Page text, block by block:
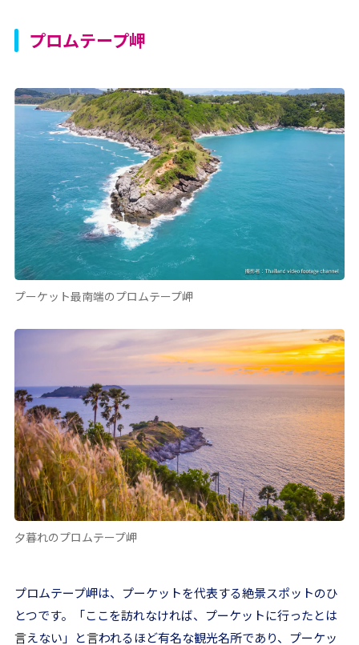
プロムテープ岬
プーケット最南端のプロムテープ岬
夕暮れのプロムテープ岬
プロムテープ岬は、プーケットを代表する絶景スポットのひ
とつです。「ここを訪れなければ、プーケットに行ったとは
言えない」と言われるほど有名な観光名所であり、プーケッ